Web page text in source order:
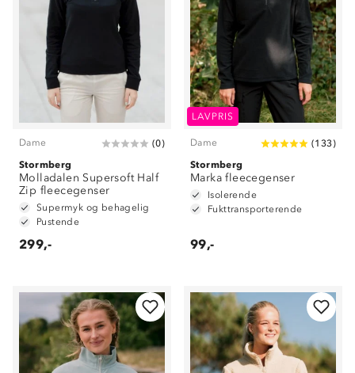
Dame (0)
Stormberg
Molladalen Supersoft Half
Zip fleecegenser
Supermyk og behagelig
Pustende
299,-
LAVPRIS
Dame (133)
Stormberg
Marka fleecegenser
Isolerende
Fukttransporterende
99,-